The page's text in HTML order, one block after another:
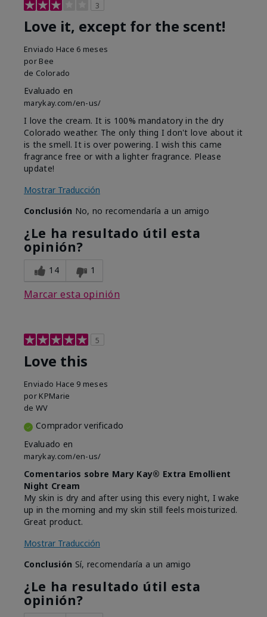
3
Love it, except for the scent!
Enviado Hace 6 meses
por Bee
de Colorado
Evaluado en
marykay.com/en-us/
I love the cream. It is 100% mandatory in the dry
Colorado weather. The only thing I don't love about it
is the smell. It is over powering. I wish this came
fragrance free or with a lighter fragrance. Please
update!
Mostrar Traducción
Conclusión No, no recomendaría a un amigo
¿Le ha resultado útil esta
opinión?
14 1
Marcar esta opinión
5
Love this
Enviado Hace 9 meses
por KPMarie
de WV
Comprador verificado
Evaluado en
marykay.com/en-us/
Comentarios sobre Mary Kay® Extra Emollient
Night Cream
My skin is dry and after using this every night, I wake
up in the morning and my skin still feels moisturized.
Great product.
Mostrar Traducción
Conclusión Sí, recomendaría a un amigo
¿Le ha resultado útil esta
opinión?